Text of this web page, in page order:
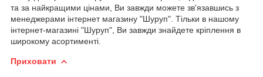
та за найкращими цінами, Ви завжди можете зв'язавшись з
менеджерами інтернет магазину "Шуруп". Тільки в нашому
інтернет-магазині "Шуруп", Ви завжди знайдете кріплення в
широкому асортименті.
Приховати